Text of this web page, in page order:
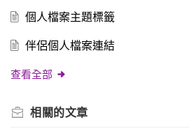
個人檔案主題標籤
伴侶個人檔案連結
查看全部
相關的文章